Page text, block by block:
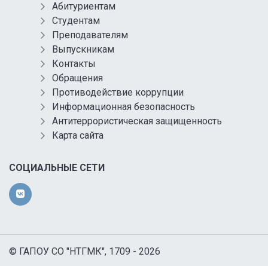
Абитуриентам
Студентам
Преподавателям
Выпускникам
Контакты
Обращения
Противодействие коррупции
Информационная безопасность
Антитеррористическая защищенность
Карта сайта
СОЦИАЛЬНЫЕ СЕТИ
© ГАПОУ СО "НТГМК", 1709 - 2026